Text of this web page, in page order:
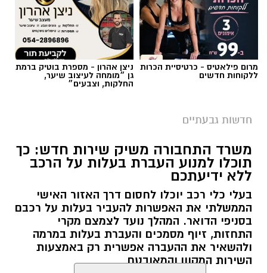
מרום פילאטיס - כרטיסיית הכרות
ללקוחות חדשים
ניצן אהרון - מספרת בוטיק ברמת
גן ״מומחה לעיצוב שיער,
החלקות, וצבעים״
חדשות גבעתיים
משרד התחבורה משיק שירות חדש: כך
תוכלו למנוע העברת בעלות על הרכב
ללא ידיעתכם
בעלי כלי רכב יוכלו לחסום דרך האזור האישי
הממשלתי את האפשרות להעביר בעלות על רכבם
בסניפי הדואר. המהלך נועד לצמצם מקרי
התחזות, זיוף מסמכים והעברת בעלות במרמה
ולהשאיר את ההעברה אפשרית רק באמצעות
השירות המקוון והמאובטח